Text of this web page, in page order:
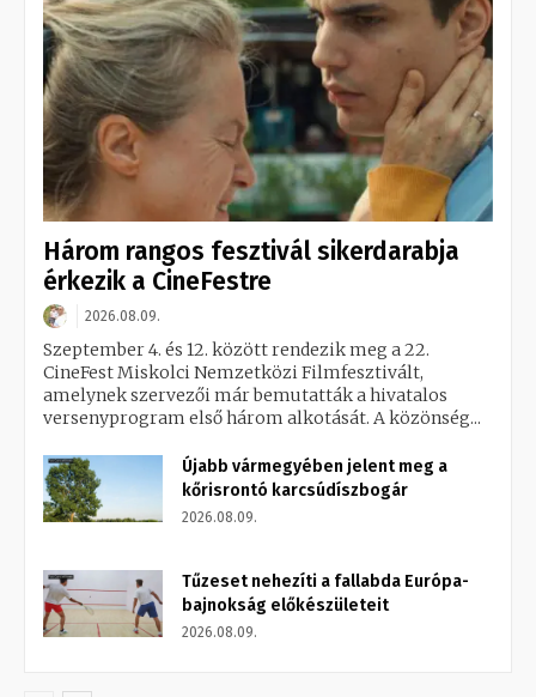
Három rangos fesztivál sikerdarabja
érkezik a CineFestre
2026.08.09.
Szeptember 4. és 12. között rendezik meg a 22.
CineFest Miskolci Nemzetközi Filmfesztivált,
amelynek szervezői már bemutatták a hivatalos
versenyprogram első három alkotását. A közönség...
Újabb vármegyében jelent meg a
kőrisrontó karcsúdíszbogár
2026.08.09.
Tűzeset nehezíti a fallabda Európa-
bajnokság előkészületeit
2026.08.09.